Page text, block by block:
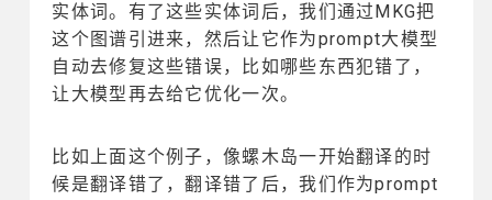
实体词。有了这些实体词后，我们通过MKG把
这个图谱引进来，然后让它作为prompt大模型
自动去修复这些错误，比如哪些东西犯错了，
让大模型再去给它优化一次。
比如上面这个例子，像螺木岛一开始翻译的时
候是翻译错了，翻译错了后，我们作为prompt